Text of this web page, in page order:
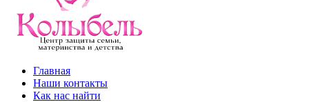
kolibel-vl.ru
Центр защиты семьи, материнства и детства
Главная
Наши контакты
Как нас найти